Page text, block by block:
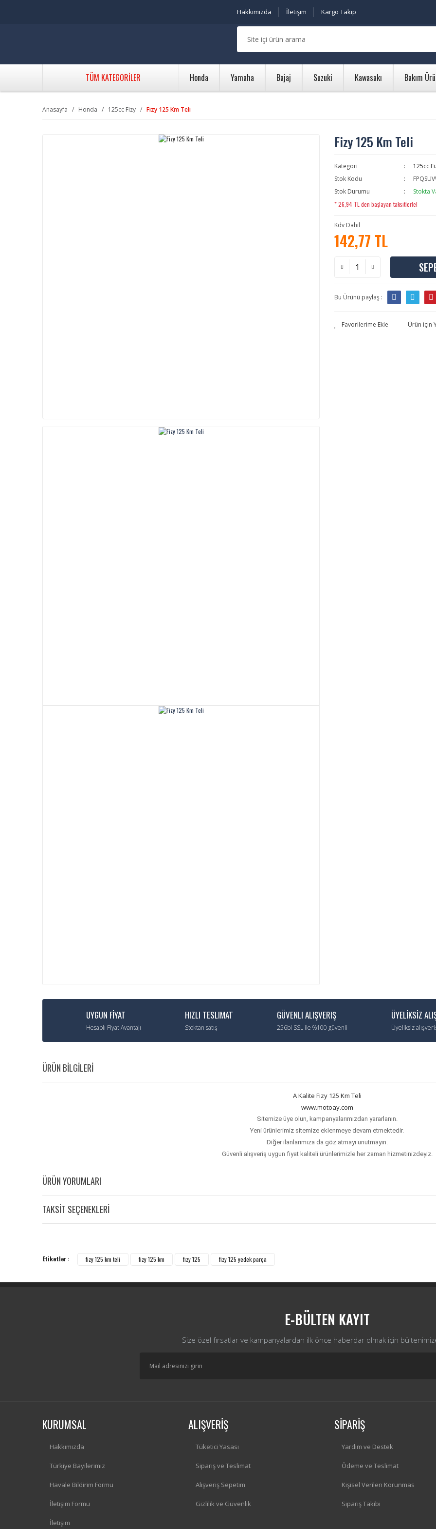
Hakkımızda İletişim Kargo Takip
TÜM KATEGORİLER Honda Yamaha Bajaj Suzuki Kawasakı Bakım
Anasayfa Honda 125cc Fizy Fizy 125 Km Teli
Fizy 125 Km Teli
Kategori
125cc
Stok Kodu
Stok Durumu
Stokta
* 26,94 TL den başlayan taksitlerle!
Kdv Dahil
142,77 TL
Bu Ürünü paylaş :
Ürün için
UYGUN FİYAT
Hesaplı Fiyat Avantajı
HIZLI TESLIMAT
Stoktan satış
GÜVENLI ALIŞVERIŞ
256bi SSL ile %100 güvenli
ÜYELİKSİZ
Üyeliksiz
ÜRÜN BİLGİLERİ
A Kalite Fizy 125 Km Teli
www.motoay.com
Sitemize üye olun, kampanyalarımızdan yararlanın.
Yeni ürünlerimiz sitemize eklenmeye devam etmektedir.
Diğer ilanlarımıza da göz atmayı unutmayın.
Güvenli alışveriş uygun fiyat kaliteli ürünlerimizle her zaman hizmetinizdeyiz.
ÜRÜN YORUMLARI
TAKSİT SEÇENEKLERİ
Etiketler : fizy 125 km teli fizy 125 km fızy 125 fizy 125 yedek parça
E-BÜLTEN KAYIT
Size özel fırsatlar ve kampanyalardan ilk önce haberdar olmak için
KURUMSAL
Hakkımızda
Türkiye Bayilerimiz
Havale Bildirim Formu
İletişim Formu
İletişim
ALIŞVERİŞ
Tüketici Yasası
Sipariş ve Teslimat
Alışveriş Sepetim
Gizlilik ve Güvenlik
SİPARİŞ
Yardım ve Destek
Ödeme ve Teslimat
Kişisel Verilen Korunmas
Sipariş Takibi